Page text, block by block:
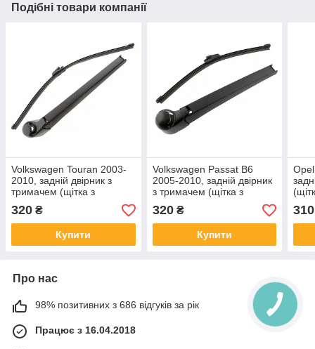
Подібні товари компанії
Volkswagen Touran 2003-
2010, задній двірник з
тримачем (щітка з
щіткотримачем)
320 ₴
Купити
Volkswagen Passat B6
2005-2010, задній двірник
з тримачем (щітка з
щіткотримачем) кузов
універсал
320₴
Купити
310
Про нас
98% позитивних з 686 відгуків за рік
Працює з 16.04.2018